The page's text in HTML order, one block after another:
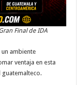
Final de IDA
ambiente
ventaja en esta
guatemalteco.